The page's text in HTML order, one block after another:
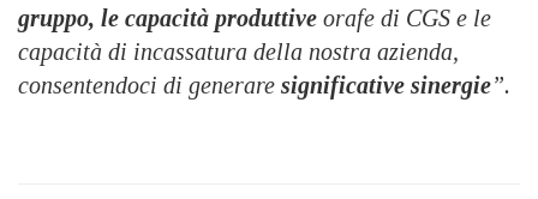
gruppo, le capacità produttive orafe di CGS e le
capacità di incassatura della nostra azienda,
consentendoci di generare significative sinergie”.